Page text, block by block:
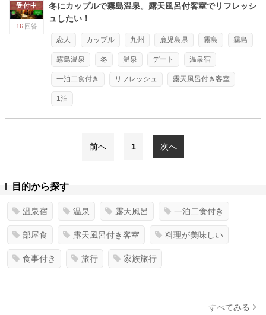
受付中
16 回答
冬にカップルで霧島温泉。露天風呂付客室でリフレッシ
ュしたい！
恋人 カップル 九州 鹿児島県 霧島 霧島
霧島温泉 冬 温泉 デート 温泉宿
一泊二食付き リフレッシュ 露天風呂付き客室
1泊
前へ 1 次へ
目的から探す
温泉宿 温泉 露天風呂 一泊二食付き
部屋食 露天風呂付き客室 料理が美味しい
食事付き 旅行 家族旅行
すべてみる